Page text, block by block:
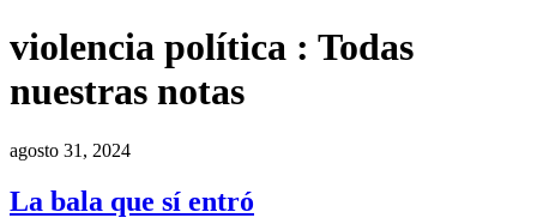
violencia política : Todas
nuestras notas
agosto 31, 2024
La bala que sí entró